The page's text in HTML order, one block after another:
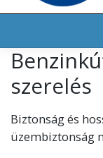
szerelés
Biztonság és
üzembiztonság